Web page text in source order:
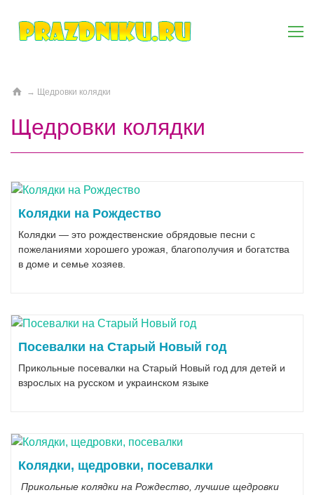
→ Щедровки колядки
Щедровки колядки
Колядки на Рождество
Колядки — это рождественские обрядовые песни с
пожеланиями хорошего урожая, благополучия и богатства
в доме и семье хозяев.
Посевалки на Старый Новый год
Прикольные посевалки на Старый Новый год для детей и
взрослых на русском и украинском языке
Колядки, щедровки, посевалки
Прикольные колядки на Рождество, лучшие щедровки